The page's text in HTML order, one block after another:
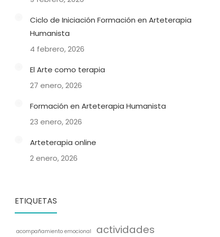
Ciclo de Iniciación Formación en Arteterapia
Humanista
4 febrero, 2026
El Arte como terapia
27 enero, 2026
Formación en Arteterapia Humanista
23 enero, 2026
Arteterapia online
2 enero, 2026
ETIQUETAS
acompañamiento emocional actividades